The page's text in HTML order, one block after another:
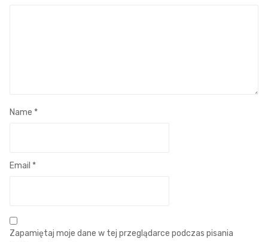
Name *
Email *
Zapamiętaj moje dane w tej przeglądarce podczas pisania